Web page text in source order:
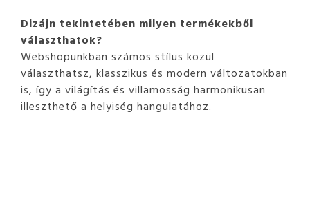
Dizájn tekintetében milyen termékekből
választhatok?
Webshopunkban számos stílus közül
választhatsz, klasszikus és modern változatokban
is, így a világítás és villamosság harmonikusan
illeszthető a helyiség hangulatához.